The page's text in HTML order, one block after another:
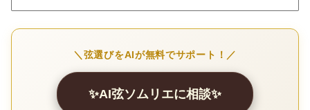
＼弦選びをAIが無料でサポート！／
✨AI弦ソムリエに相談✨